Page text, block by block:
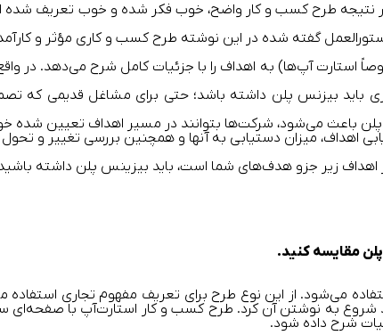
می‌شوند، در نتیجه طرح کسب ‌و کار واضح، خوب فکر شده و خوب تعریف
گفته شده در این نوشته طرح کسب‌ و‌ کاری مؤثر و
آپ‌ها) به اهداف را با جزئیات کامل شرح می‌دهد. در
باید بیزنس پلن داشته باشد؛ حتی برای مشاغل قدیمی که
باعث می‌شود، شرکت‌ها بتوانند در مسیر اهداف تعیین شده
اهداف، میزان دستیابی به آنها و همچنین بررسی تغییر و
اهداف زیر جزو هدف‌های شما است، باید بیزینس پلن داشته
مقایسه کنید.
می‌شود. از این نوع طرح برای تعریف مفهوم تجاری
شروع به نوشتن آن کرد. طرح کسب ‌و ‌کار استارت‌آپ با
شرح داده شود.